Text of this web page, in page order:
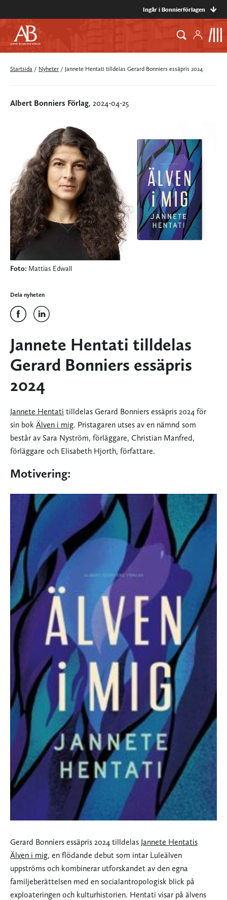
Ingår i Bonnierförlagen
Startsida / Nyheter / Jannete Hentati tilldelas Gerard Bonniers essäpris 2024
Albert Bonniers Förlag, 2024-04-25
Foto: Mattias Edwall
Dela nyheten
Jannete Hentati tilldelas
Gerard Bonniers essäpris
2024
Jannete Hentati tilldelas Gerard Bonniers essäpris 2024 för
sin bok Älven i mig. Pristagaren utses av en nämnd som
består av Sara Nyström, förläggare, Christian Manfred,
förläggare och Elisabeth Hjorth, författare.
Motivering:
Gerard Bonniers essäpris 2024 tilldelas Jannete Hentatis
Älven i mig, en flödande debut som intar Luleälven
uppströms och kombinerar utforskandet av den egna
familjeberättelsen med en socialantropologisk blick på
exploateringen och kulturhistorien. Hentati visar på älvens